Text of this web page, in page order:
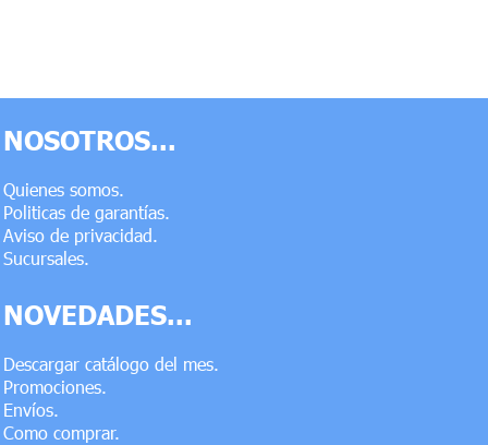
NOSOTROS...
Quienes somos.
Politicas de garantías.
Aviso de privacidad.
Sucursales.
NOVEDADES...
Descargar catálogo del mes.
Promociones.
Envíos.
Como comprar.